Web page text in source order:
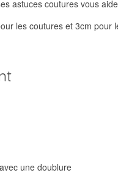
astuces coutures vous
les coutures et 3cm pour
une doublure